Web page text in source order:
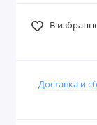
В
Доставка и